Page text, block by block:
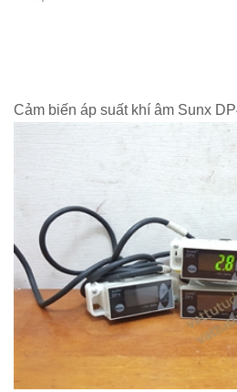
Cảm biến áp suất khí âm Sunx